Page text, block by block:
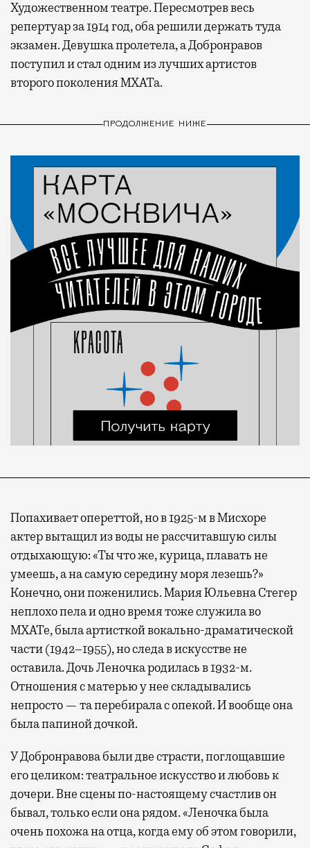
Художественном театре. Пересмотрев весь
репертуар за 1914 год, оба решили держать туда
экзамен. Девушка пролетела, а Добронравов
поступил и стал одним из лучших артистов
второго поколения МХАТа.
ПРОДОЛЖЕНИЕ НИЖЕ
Попахивает опереттой, но в 1925-м в Мисхоре
актер вытащил из воды не рассчитавшую силы
отдыхающую: «Ты что же, курица, плавать не
умеешь, а на самую середину моря лезешь?»
Конечно, они поженились. Мария Юльевна Стегер
неплохо пела и одно время тоже служила во
МХАТе, была артисткой вокально-драматической
части (1942–1955), но следа в искусстве не
оставила. Дочь Леночка родилась в 1932-м.
Отношения с матерью у нее складывались
непросто — та перебирала с опекой. И вообще она
была папиной дочкой.
У Добронравова были две страсти, поглощавшие
его целиком: театральное искусство и любовь к
дочери. Вне сцены по-настоящему счастлив он
бывал, только если она рядом. «Леночка была
очень похожа на отца, когда ему об этом говорили,